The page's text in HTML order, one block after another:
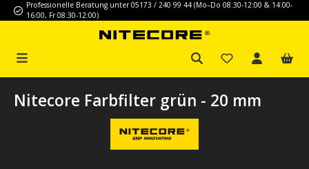
Zum Hauptinhalt springen
Professionelle Beratung unter 05173 / 240 99 44 (Mo–Do 08:30-12:00 & 14:00-
16:00, Fr 08:30-12:00)
Nitecore Farbfilter grün - 20 mm